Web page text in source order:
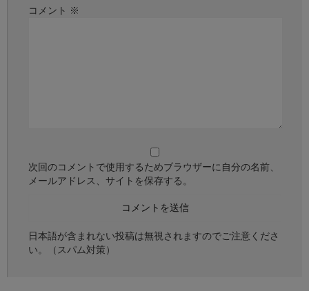
コメント ※
次回のコメントで使用するためブラウザーに自分の名前、
メールアドレス、サイトを保存する。
日本語が含まれない投稿は無視されますのでご注意くださ
い。（スパム対策）